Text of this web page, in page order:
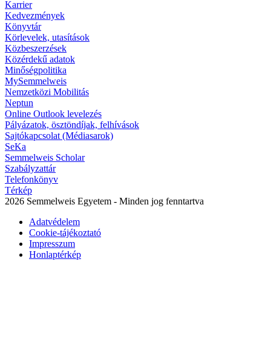
Karrier
Kedvezmények
Könyvtár
Körlevelek, utasítások
Közbeszerzések
Közérdekű adatok
Minőségpolitika
MySemmelweis
Nemzetközi Mobilitás
Neptun
Online Outlook levelezés
Pályázatok, ösztöndíjak, felhívások
Sajtókapcsolat (Médiasarok)
SeKa
Semmelweis Scholar
Szabályzattár
Telefonkönyv
Térkép
2026 Semmelweis Egyetem - Minden jog fenntartva
Adatvédelem
Cookie-tájékoztató
Impresszum
Honlaptérkép